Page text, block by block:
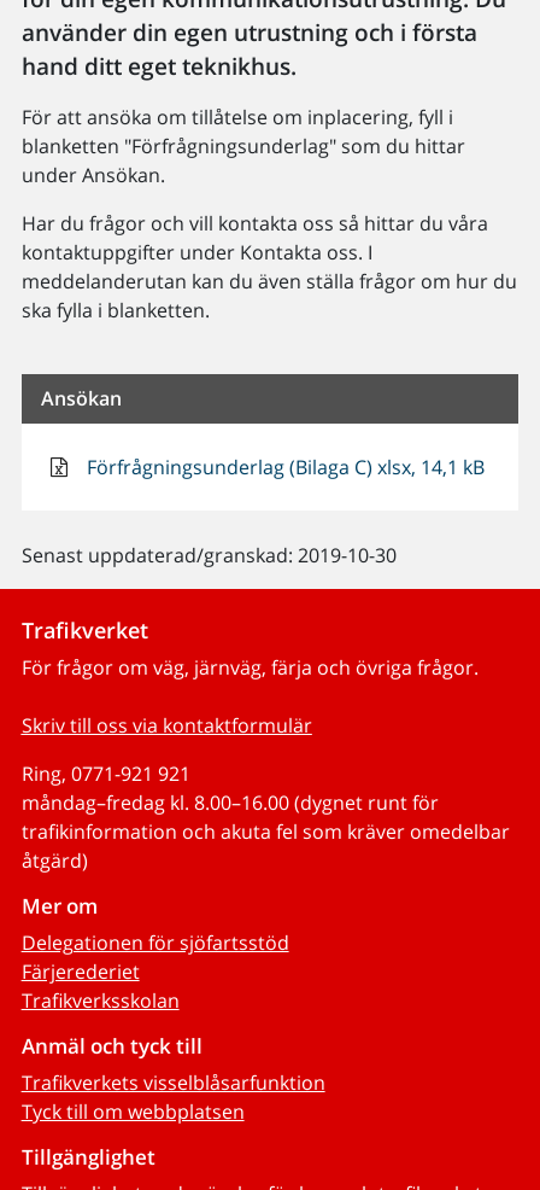
använder din egen utrustning och i första
hand ditt eget teknikhus.
För att ansöka om tillåtelse om inplacering, fyll i
blanketten "Förfrågningsunderlag" som du hittar
under Ansökan.
Har du frågor och vill kontakta oss så hittar du våra
kontaktuppgifter under Kontakta oss. I
meddelanderutan kan du även ställa frågor om hur du
ska fylla i blanketten.
Ansökan
Förfrågningsunderlag (Bilaga C) xlsx, 14,1 kB
Senast uppdaterad/granskad: 2019-10-30
Trafikverket
För frågor om väg, järnväg, färja och övriga frågor.
Skriv till oss via kontaktformulär
Ring, 0771-921 921
måndag–fredag kl. 8.00–16.00 (dygnet runt för
trafikinformation och akuta fel som kräver omedelbar
åtgärd)
Mer om
Delegationen för sjöfartsstöd
Färjerederiet
Trafikverksskolan
Anmäl och tyck till
Trafikverkets visselblåsarfunktion
Tyck till om webbplatsen
Tillgänglighet